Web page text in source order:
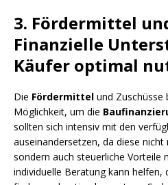
3. Fördermittel
Finanzielle
Käufer optimal
Die Fördermittel und Zuschüsse
Möglichkeit, um die
sollten sich intensiv mit den
auseinandersetzen, da diese
sondern auch steuerliche Vorteile
individuelle Beratung kann helfen,